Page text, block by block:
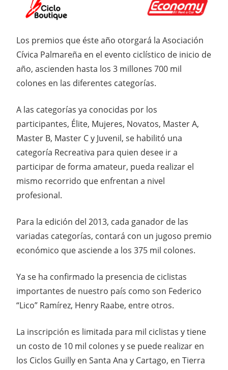
Los premios que éste año otorgará la Asociación
Cívica Palmareña en el evento ciclístico de inicio de
año, ascienden hasta los 3 millones 700 mil
colones en las diferentes categorías.
A las categorías ya conocidas por los
participantes, Élite, Mujeres, Novatos, Master A,
Master B, Master C y Juvenil, se habilitó una
categoría Recreativa para quien desee ir a
participar de forma amateur, pueda realizar el
mismo recorrido que enfrentan a nivel
profesional.
Para la edición del 2013, cada ganador de las
variadas categorías, contará con un jugoso premio
económico que asciende a los 375 mil colones.
Ya se ha confirmado la presencia de ciclistas
importantes de nuestro país como son Federico
“Lico” Ramírez, Henry Raabe, entre otros.
La inscripción es limitada para mil ciclistas y tiene
un costo de 10 mil colones y se puede realizar en
los Ciclos Guilly en Santa Ana y Cartago, en Tierra